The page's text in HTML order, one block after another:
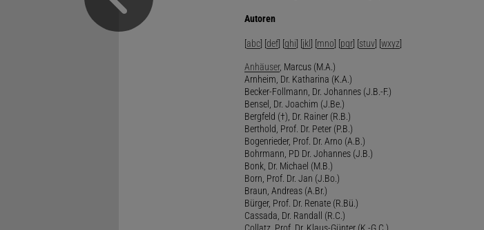
Autoren
[abc] [def] [ghi] [jkl] [mno] [pqr] [stuv] [wxyz]
Anhäuser, Marcus (M.A.)
Arnheim, Dr. Katharina (K.A.)
Becker-Follmann, Dr. Johannes (J.B.-F.)
Bensel, Dr. Joachim (J.Be.)
Bergfeld (†), Dr. Rainer (R.B.)
Berthold, Prof. Dr. Peter (P.B.)
Bogenrieder, Prof. Dr. Arno (A.B.)
Bohrmann, PD Dr. Johannes (J.B.)
Bonk, Dr. Michael (M.B.)
Born, Prof. Dr. Jan (J.Bo.)
Braun, Andreas (A.Br.)
Bürger, Prof. Dr. Renate (R.Bü.)
Cassada, Dr. Randall (R.C.)